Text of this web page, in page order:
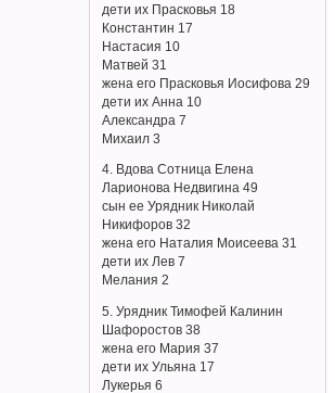
дети их Прасковья 18
Константин 17
Настасия 10
Матвей 31
жена его Прасковья Иосифова 29
дети их Анна 10
Александра 7
Михаил 3
4. Вдова Сотница Елена
Ларионова Недвигина 49
сын ее Урядник Николай
Никифоров 32
жена его Наталия Моисеева 31
дети их Лев 7
Мелания 2
5. Урядник Тимофей Калинин
Шафоростов 38
жена его Мария 37
дети их Ульяна 17
Лукерья 6